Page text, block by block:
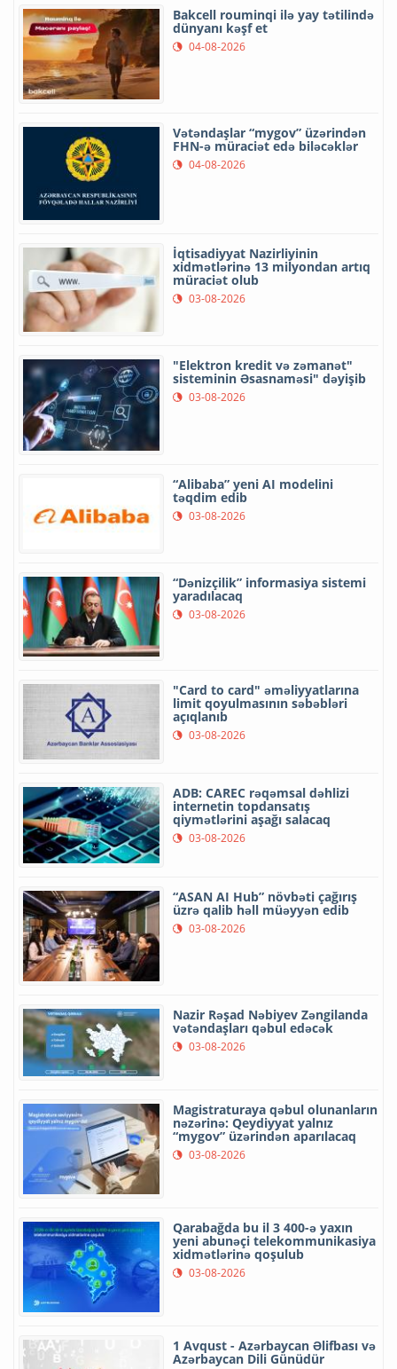
Bakcell rouminqi ilə yay tətilində
dünyanı kəşf et
04-08-2026
Vətəndaşlar “mygov” üzərindən
FHN-ə müraciət edə biləcəklər
04-08-2026
İqtisadiyyat Nazirliyinin
xidmətlərinə 13 milyondan artıq
müraciət olub
03-08-2026
"Elektron kredit və zəmanət"
sisteminin Əsasnaməsi" dəyişib
03-08-2026
“Alibaba” yeni AI modelini
təqdim edib
03-08-2026
“Dənizçilik” informasiya sistemi
yaradılacaq
03-08-2026
"Card to card" əməliyyatlarına
limit qoyulmasının səbəbləri
açıqlanıb
03-08-2026
ADB: CAREC rəqəmsal dəhlizi
internetin topdansatış
qiymətlərini aşağı salacaq
03-08-2026
“ASAN AI Hub” növbəti çağırış
üzrə qalib həll müəyyən edib
03-08-2026
Nazir Rəşad Nəbiyev Zəngilanda
vətəndaşları qəbul edəcək
03-08-2026
Magistraturaya qəbul olunanların
nəzərinə: Qeydiyyat yalnız
“mygov” üzərindən aparılacaq
03-08-2026
Qarabağda bu il 3 400-ə yaxın
yeni abunəçi telekommunikasiya
xidmətlərinə qoşulub
03-08-2026
1 Avqust - Azərbaycan Əlifbası və
Azərbaycan Dili Günüdür